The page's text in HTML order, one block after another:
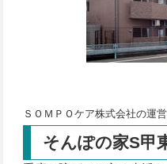
ＳＯＭＰＯケア株式会社の運
そんぽの家S甲